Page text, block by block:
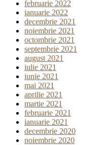
februarie 2022
ianuarie 2022
decembrie 2021
noiembrie 2021
octombrie 2021
septembrie 2021
august 2021
iulie 2021
iunie 2021
mai 2021
aprilie 2021
martie 2021
februarie 2021
ianuarie 2021
decembrie 2020
noiembrie 2020